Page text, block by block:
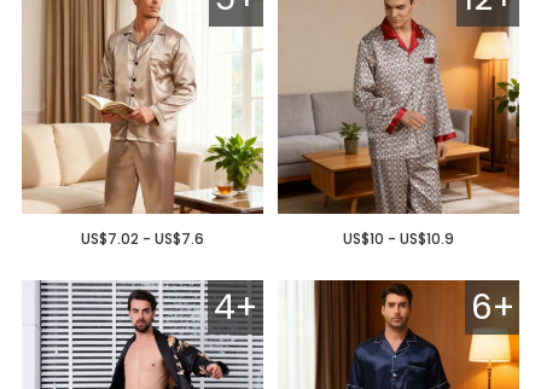
US$10 - US$10.9
US$7.02 - US$7.6
6+
4+